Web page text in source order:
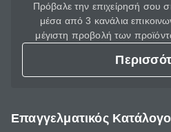
Πρόβαλε την επιχείρησή σου
μέσα από 3 κανάλια
μέγιστη προβολή των
Επαγγελματικός